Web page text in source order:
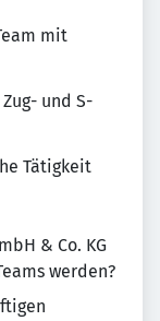
mit
und S-
Tätigkeit
& Co. KG
werden?